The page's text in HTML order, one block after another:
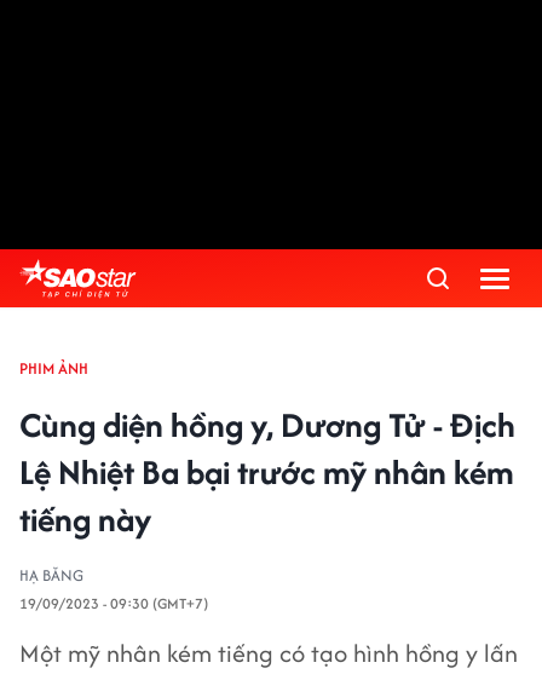
PHIM ẢNH
Cùng diện hồng y, Dương Tử - Địch
Lệ Nhiệt Ba bại trước mỹ nhân kém
tiếng này
HẠ BĂNG
19/09/2023 - 09:30 (GMT+7)
Một mỹ nhân kém tiếng có tạo hình hồng y lấn